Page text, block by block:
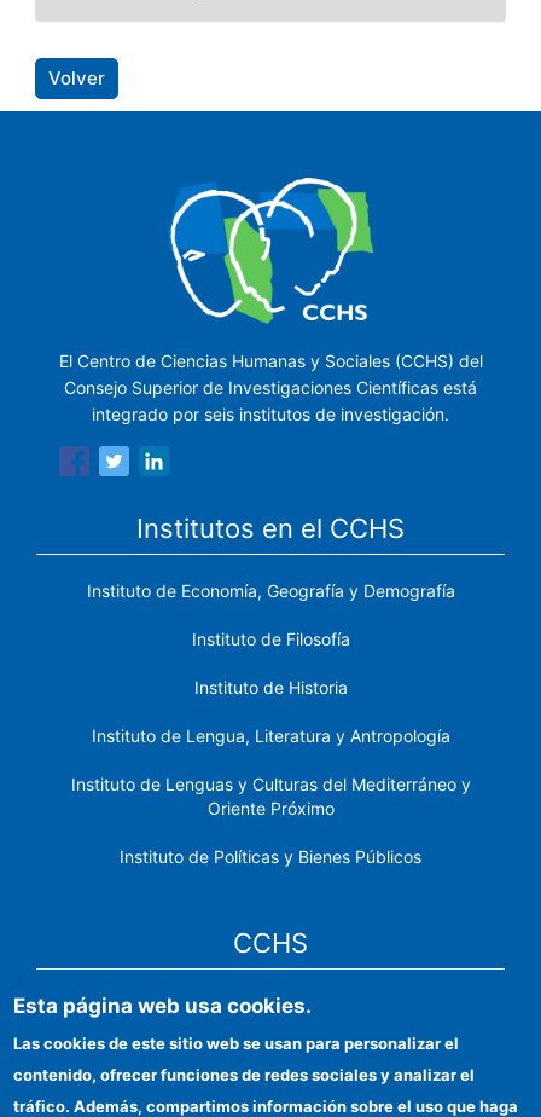
Volver
El Centro de Ciencias Humanas y Sociales (CCHS) del
Consejo Superior de Investigaciones Científicas está
integrado por seis institutos de investigación.
Institutos en el CCHS
Instituto de Economía, Geografía y Demografía
Instituto de Filosofía
Instituto de Historia
Instituto de Lengua, Literatura y Antropología
Instituto de Lenguas y Culturas del Mediterráneo y
Oriente Próximo
Instituto de Políticas y Bienes Públicos
CCHS
Sede electrónica CSIC
Identidad institucional
Información para proveedores
Esta página web usa cookies.
Las cookies de este sitio web se usan para personalizar el
contenido, ofrecer funciones de redes sociales y analizar el
tráfico. Además, compartimos información sobre el uso que haga